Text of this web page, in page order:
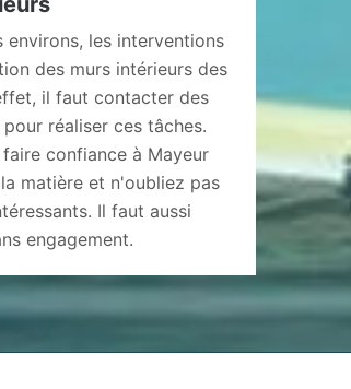
environs, les interventions
des murs intérieurs des
il faut contacter des
réaliser ces tâches.
confiance à Mayeur
matière et n'oubliez pas
Il faut aussi
engagement.